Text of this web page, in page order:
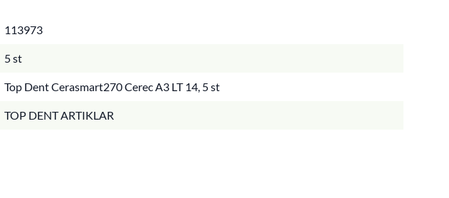
113973
5 st
Top Dent Cerasmart270 Cerec A3 LT 14, 5 st
TOP DENT ARTIKLAR